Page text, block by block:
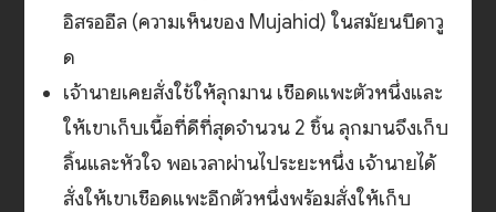
อิสรออีล (ความเห็นของ Mujahid) ในสมัยนบีดาวู
ด
เจ้านายเคยสั่งใช้ให้ลุกมาน เชือดแพะตัวหนึ่งและ
ให้เขาเก็บเนื้อที่ดีที่สุดจำนวน 2 ชิ้น ลุกมานจึงเก็บ
ลิ้นและหัวใจ พอเวลาผ่านไประยะหนึ่ง เจ้านายได้
สั่งให้เขาเชือดแพะอีกตัวหนึ่งพร้อมสั่งให้เก็บ